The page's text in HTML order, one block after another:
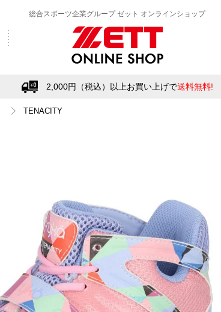
総合スポーツ企業グループ ゼット オンラインショップ
2,000円（税込）以上お買い上げで送料無料!
TENACITY